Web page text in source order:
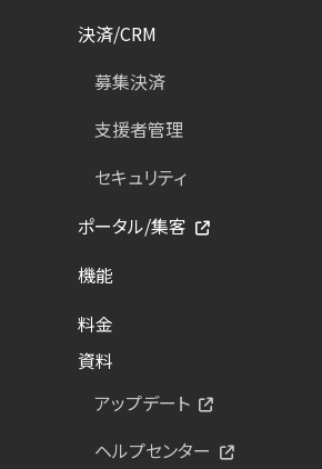
決済/CRM
募集決済
支援者管理
セキュリティ
ポータル/集客
機能
料金
資料
アップデート
ヘルプセンター